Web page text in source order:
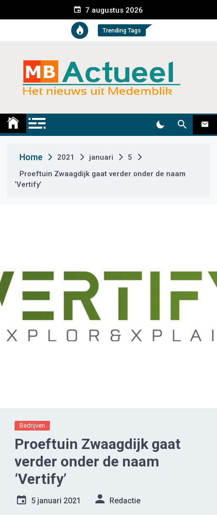
e
t
7 augustus 2026
Trending Tags
Medemblik Actueel
Home 2021 januari
5
Proeftuin Zwaagdijk gaat verder onder de naam
‘Vertify’
Bedrijven
Proeftuin Zwaagdijk gaat
verder onder de naam
‘Vertify’
5 januari 2021 Redactie